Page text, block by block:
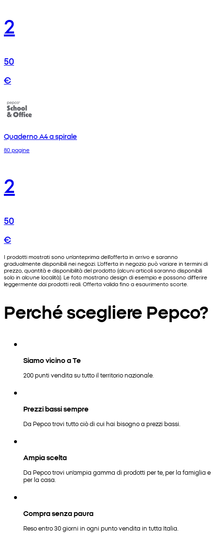
2
50
€
Quaderno A4 a spirale
80 pagine
2
50
€
I prodotti mostrati sono un'anteprima dell'offerta in arrivo e saranno
gradualmente disponibili nei negozi. L'offerta in negozio può variare in termini di
prezzo, quantità e disponibilità del prodotto (alcuni articoli saranno disponibili
solo in alcune località). Le foto mostrano design di esempio e possono differire
leggermente dai prodotti reali. Offerta valida fino a esaurimento scorte.
Perché scegliere Pepco?
Siamo vicino a Te
200 punti vendita su tutto il territorio nazionale.
Prezzi bassi sempre
Da Pepco trovi tutto ciò di cui hai bisogno a prezzi bassi.
Ampia scelta
Da Pepco trovi un'ampia gamma di prodotti per te, per la famiglia e
per la casa.
Compra senza paura
Reso entro 30 giorni in ogni punto vendita in tutta Italia.